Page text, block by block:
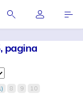
pagina
8 9 10